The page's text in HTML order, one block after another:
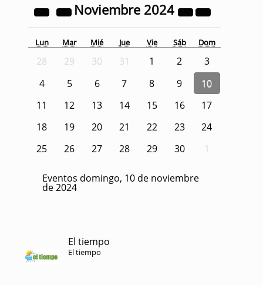
Noviembre 2024
Lun Mar Mié Jue Vie Sáb Dom
28 29 30 31 1 2
3
4
5 6 7 8 9
10
11
12 13 14 15 16
17
18
19 20 21 22 23
24
25
26 27 28 29 30 1
Eventos domingo, 10 de noviembre
de 2024
El tiempo
El tiempo